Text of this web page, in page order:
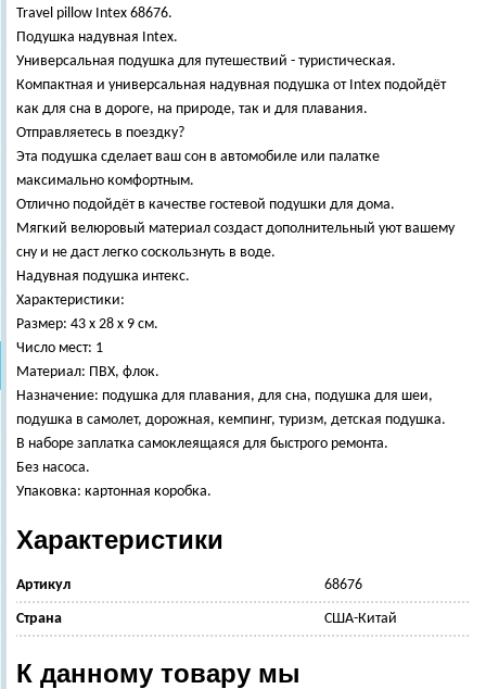
Travel pillow Intex 68676.
Подушка надувная Intex.
Универсальная подушка для путешествий - туристическая.
Компактная и универсальная надувная подушка от Intex подойдёт
как для сна в дороге, на природе, так и для плавания.
Отправляетесь в поездку?
Эта подушка сделает ваш сон в автомобиле или палатке
максимально комфортным.
Отлично подойдёт в качестве гостевой подушки для дома.
Мягкий велюровый материал создаст дополнительный уют вашему
сну и не даст легко соскользнуть в воде.
Надувная подушка интекс.
Характеристики:
Размер: 43 х 28 х 9 см.
Число мест: 1
Материал: ПВХ, флок.
Назначение: подушка для плавания, для сна, подушка для шеи,
подушка в самолет, дорожная, кемпинг, туризм, детская подушка.
В наборе заплатка самоклеящаяся для быстрого ремонта.
Без насоса.
Упаковка: картонная коробка.
Характеристики
Артикул 68676
Страна США-Китай
К данному товару мы